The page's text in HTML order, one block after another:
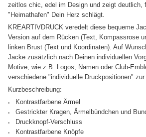
zeitlos chic, edel im Design und zeigt deutlich,
"Heimathafen" Dein Herz schlägt.
KREARTIVDRUCK veredelt diese bequeme
Version auf dem Rücken (Text, Kompassrose
linken Brust (Text und Koordinaten). Auf
Jacke zusätzlich nach Deinen individuellen
Motive, wie z.B. Logos, Namen oder Club-
verschiedene "individuelle Druckpositionen" zur
Kurzbeschreibung:
Kontrastfarbene Ärmel
Gestrickter Kragen, Ärmelbündchen und
Druckknopf-Verschluss
Kontrastfarbene Knöpfe